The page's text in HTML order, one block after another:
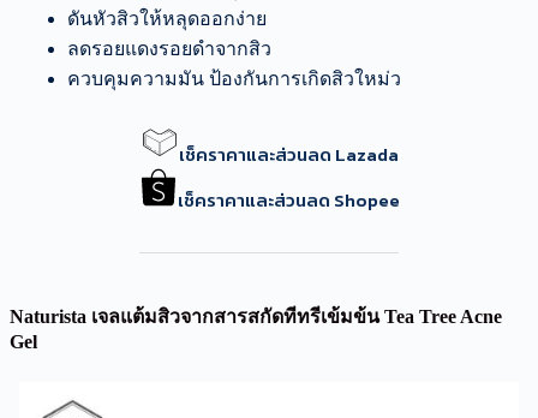
ดันหัวสิวให้หลุดออกง่าย
ลดรอยแดงรอยดำจากสิว
ควบคุมความมัน ป้องกันการเกิดสิวใหม่ว
เช็คราคาและส่วนลด Lazada
เช็คราคาและส่วนลด Shopee
Naturista เจลแต้มสิวจากสารสกัดทีทรีเข้มข้น Tea Tree Acne
Gel